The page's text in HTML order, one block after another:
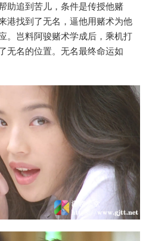
助追到苦儿，条件是传授他赌
港找到了无名，逼他用赌术为他
。岂料阿骏赌术学成后，乘机打
无名的位置。无名最终命运如